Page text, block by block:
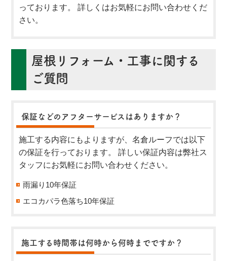
っております。 詳しくはお気軽にお問い合わせくだ
さい。
屋根リフォーム・工事に関する
ご質問
保証などのアフターサービスはありますか？
施工する内容にもよりますが、名倉ルーフでは以下
の保証を行っております。 詳しい保証内容は弊社ス
タッフにお気軽にお問い合わせください。
雨漏り10年保証
エコカパラ色落ち10年保証
施工する時間帯は何時から何時までですか？